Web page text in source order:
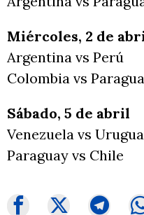
Miércoles, 2 de
Argentina vs Perú
Colombia vs
Sábado, 5 de abril
Venezuela vs
Paraguay vs Chile